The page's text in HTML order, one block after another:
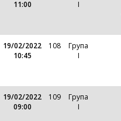
11:00
І
19/02/2022
10:45
108
Група
І
19/02/2022
09:00
109
Група
І